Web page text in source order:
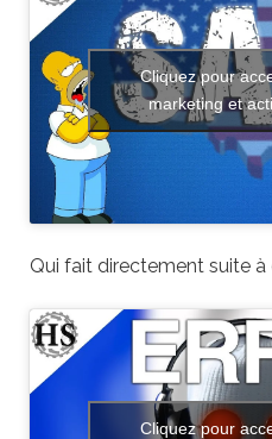
Cliquez pour
marketing et
Qui fait directement suite à
Cliquez pour